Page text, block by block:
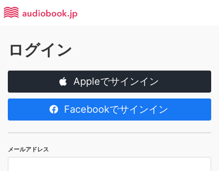
ログイン
Appleでサインイン
Facebookでサインイン
メールアドレス